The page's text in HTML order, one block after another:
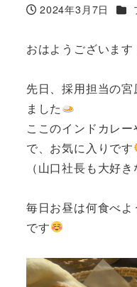
投稿日
2024年3月7日 カ
おはようございます
先日、採用担当の
ました
ここのインドカレ
で、お気に入りです
（山口社長も大好
毎日お昼は何食べ
です